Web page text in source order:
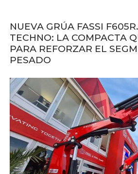
NUEVA GRÚA FASSI
TECHNO: LA COMPACTA
PARA REFORZAR EL
PESADO